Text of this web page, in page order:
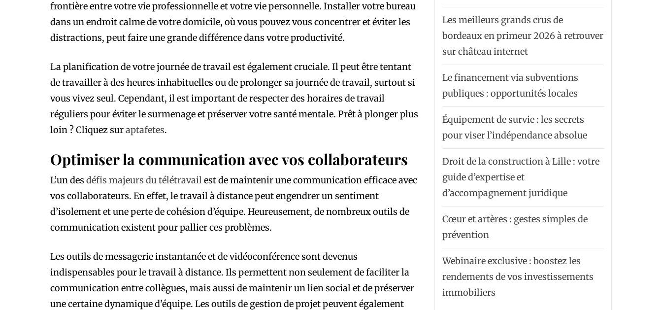
frontière entre votre vie professionnelle et votre vie personnelle. Installer votre bureau
dans un endroit calme de votre domicile, où vous pouvez vous concentrer et éviter les
distractions, peut faire une grande différence dans votre productivité.
La planification de votre journée de travail est également cruciale. Il peut être tentant
de travailler à des heures inhabituelles ou de prolonger sa journée de travail, surtout si
vous vivez seul. Cependant, il est important de respecter des horaires de travail
réguliers pour éviter le surmenage et préserver votre santé mentale. Prêt à plonger plus
loin ? Cliquez suraptafetes.
Optimiser la communication avec vos collaborateurs
L’un des défis majeurs du télétravailest de maintenir une communication efficace avec
vos collaborateurs. En effet, le travail à distance peut engendrer un sentiment
d’isolement et une perte de cohésion d’équipe. Heureusement, de nombreux outils de
communication existent pour pallier ces problèmes.
Les outils de messagerie instantanée et de vidéoconférence sont devenus
indispensables pour le travail à distance. Ils permettent non seulement de faciliter la
communication entre collègues, mais aussi de maintenir un lien social et de préserver
une certaine dynamique d’équipe. Les outils de gestion de projet peuvent également
Les meilleurs grands crus de
bordeaux en primeur 2026 à retrouver
sur château internet
Le financement via subventions
publiques : opportunités locales
Équipement de survie : les secrets
pour viser l’indépendance absolue
Droit de la construction à Lille : votre
guide d’expertise et
d’accompagnement juridique
Cœur et artères : gestes simples de
prévention
Webinaire exclusive : boostez les
rendements de vos investissements
immobiliers